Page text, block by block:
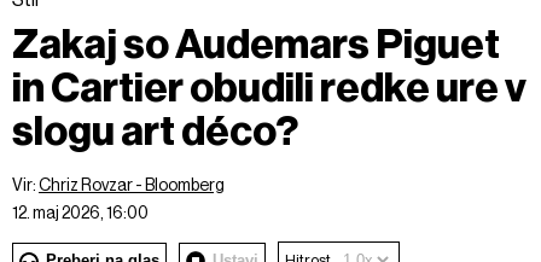
Zakaj so Audemars Piguet
in Cartier obudili redke ure v
slogu art déco?
Vir:Chriz Rovzar - Bloomberg
12. maj 2026, 16:00